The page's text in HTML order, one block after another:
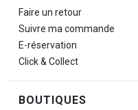
Faire un retour
Suivre ma commande
E-réservation
Click & Collect
BOUTIQUES